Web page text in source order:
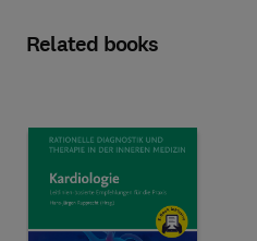
Related books